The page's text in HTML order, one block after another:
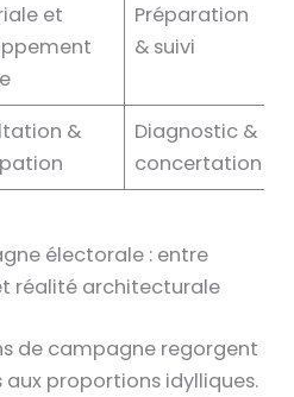
et
Préparation
& suivi
&
Diagnostic &
concertation
électorale : entre
réalité architecturale
de campagne regorgent
proportions idylliques.